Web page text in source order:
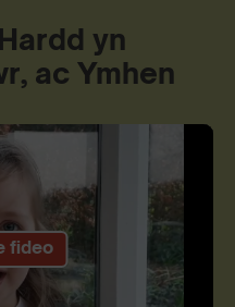
yn
ac Ymhen
Play